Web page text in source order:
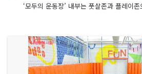
‘모두의 운동장’ 내부는 풋살존과 플레이